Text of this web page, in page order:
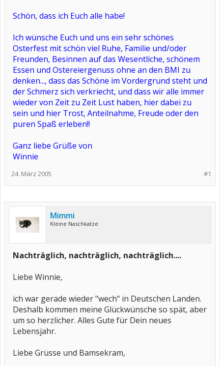
Schön, dass ich Euch alle habe!
Ich wünsche Euch und uns ein sehr schönes
Osterfest mit schön viel Ruhe, Familie und/oder
Freunden, Besinnen auf das Wesentliche, schönem
Essen und Ostereiergenuss ohne an den BMI zu
denken..., dass das Schöne im Vordergrund steht und
der Schmerz sich verkriecht, und dass wir alle immer
wieder von Zeit zu Zeit Lust haben, hier dabei zu
sein und hier Trost, Anteilnahme, Freude oder den
puren Spaß erleben!!
Ganz liebe Grüße von
Winnie
#1
24. März 2005
Mimmi
Kleine Naschkatze
Nachträglich, nachträglich, nachträglich....
Liebe Winnie,
ich war gerade wieder "wech" in Deutschen Landen.
Deshalb kommen meine Glückwünsche so spät, aber
um so herzlicher. Alles Gute für Dein neues
Lebensjahr.
Liebe Grüsse und Bamsekram,